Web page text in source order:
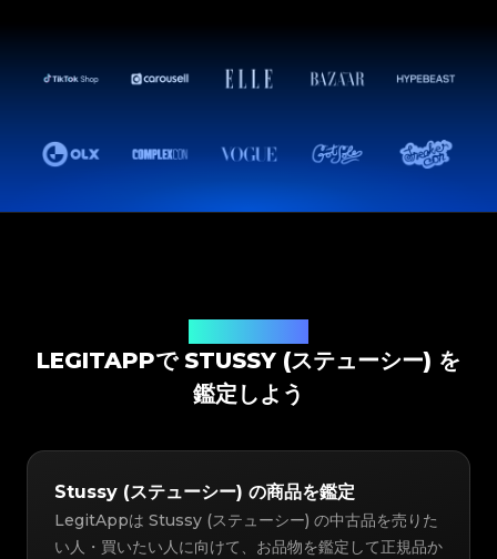
LEGITAPPで STUSSY (ステューシー) を
鑑定しよう
Stussy (ステューシー) の商品を鑑定
LegitAppは Stussy (ステューシー) の中古品を売りた
い人・買いたい人に向けて、お品物を鑑定して正規品か